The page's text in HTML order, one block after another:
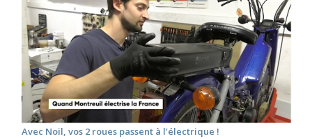
Avec Noil, vos 2 roues passent à l’électrique !